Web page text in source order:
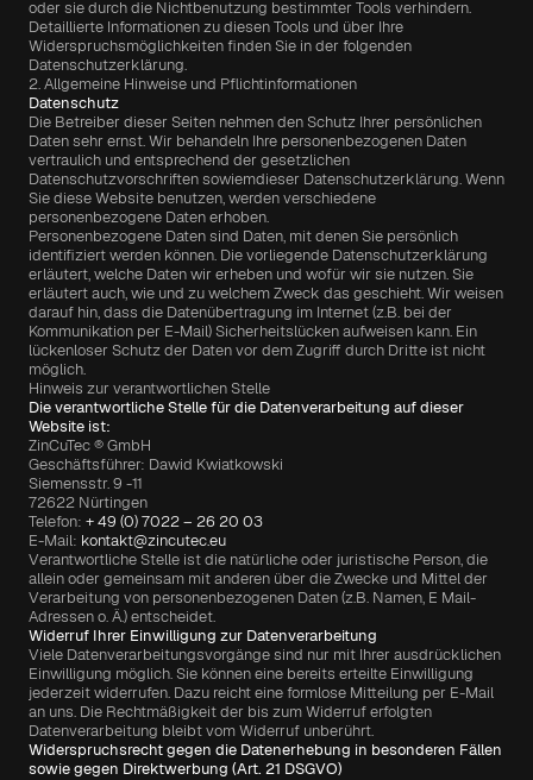
oder sie durch die Nichtbenutzung bestimmter Tools verhindern.
Detaillierte Informationen zu diesen Tools und über Ihre
Widerspruchsmöglichkeiten finden Sie in der folgenden
Datenschutzerklärung.
2. Allgemeine Hinweise und Pflichtinformationen
Datenschutz
Die Betreiber dieser Seiten nehmen den Schutz Ihrer persönlichen
Daten sehr ernst. Wir behandeln Ihre personenbezogenen Daten
vertraulich und entsprechend der gesetzlichen
Datenschutzvorschriften sowiemdieser Datenschutzerklärung. Wenn
Sie diese Website benutzen, werden verschiedene
personenbezogene Daten erhoben.
Personenbezogene Daten sind Daten, mit denen Sie persönlich
identifiziert werden können. Die vorliegende Datenschutzerklärung
erläutert, welche Daten wir erheben und wofür wir sie nutzen. Sie
erläutert auch, wie und zu welchem Zweck das geschieht. Wir weisen
darauf hin, dass die Datenübertragung im Internet (z.B. bei der
Kommunikation per E-Mail) Sicherheitslücken aufweisen kann. Ein
lückenloser Schutz der Daten vor dem Zugriff durch Dritte ist nicht
möglich.
Hinweis zur verantwortlichen Stelle
Die verantwortliche Stelle für die Datenverarbeitung auf dieser
Website ist:
ZinCuTec ® GmbH
Geschäftsführer: Dawid Kwiatkowski
Siemensstr. 9 -11
72622 Nürtingen
Telefon: + 49 (0) 7022 – 26 20 03
E-Mail: kontakt@zincutec.eu
Verantwortliche Stelle ist die natürliche oder juristische Person, die
allein oder gemeinsam mit anderen über die Zwecke und Mittel der
Verarbeitung von personenbezogenen Daten (z.B. Namen, E Mail-
Adressen o. Ä.) entscheidet.
Widerruf Ihrer Einwilligung zur Datenverarbeitung
Viele Datenverarbeitungsvorgänge sind nur mit Ihrer ausdrücklichen
Einwilligung möglich. Sie können eine bereits erteilte Einwilligung
jederzeit widerrufen. Dazu reicht eine formlose Mitteilung per E-Mail
an uns. Die Rechtmäßigkeit der bis zum Widerruf erfolgten
Datenverarbeitung bleibt vom Widerruf unberührt.
Widerspruchsrecht gegen die Datenerhebung in besonderen Fällen
sowie gegen Direktwerbung (Art. 21 DSGVO)